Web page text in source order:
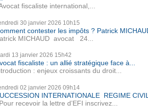
fiscaliste international,...
30 janvier 2026 10h15
contester les impôts ? Patrick
MICHAUD avocat 24...
13 janvier 2026 15h42
fiscaliste : un allié stratégique face à...
: enjeux croissants du droit...
02 janvier 2026 09h14
INTERNATIONALE REGIME CIVIL
recevoir la lettre d’EFI inscrivez...